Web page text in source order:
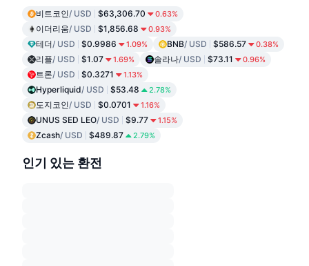
비트코인/ USD $63,306.70 0.63%
이더리움/ USD $1,856.68 0.93%
테더/ USD $0.9986 1.09% BNB/ USD $586.57 0.38%
리플/ USD $1.07 1.69% 솔라나/ USD $73.11 0.96%
트론/ USD $0.3271 1.13%
Hyperliquid/ USD $53.48 2.78%
도지코인/ USD $0.0701 1.16%
UNUS SED LEO/ USD $9.77 1.15%
Zcash/ USD $489.87 2.79%
인기 있는 환전